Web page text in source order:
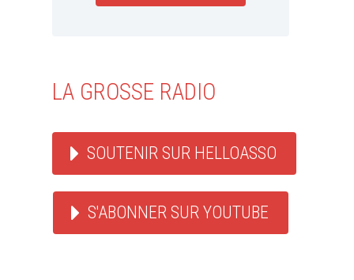
LA GROSSE RADIO
SOUTENIR SUR HELLOASSO
S'ABONNER SUR YOUTUBE